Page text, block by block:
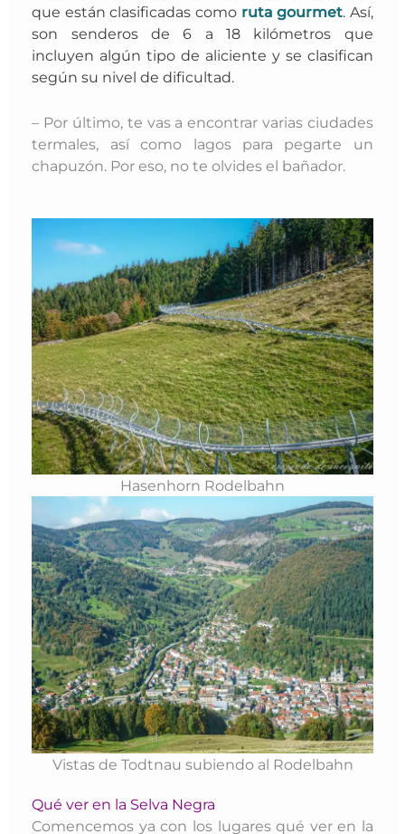
que están clasificadas como ruta gourmet. Así,
son senderos de 6 a 18 kilómetros que
incluyen algún tipo de aliciente y se clasifican
según su nivel de dificultad.
– Por último, te vas a encontrar varias ciudades
termales, así como lagos para pegarte un
chapuzón. Por eso, no te olvides el bañador.
Hasenhorn Rodelbahn
Vistas de Todtnau subiendo al Rodelbahn
Qué ver en la Selva Negra
Comencemos ya con los lugares qué ver en la